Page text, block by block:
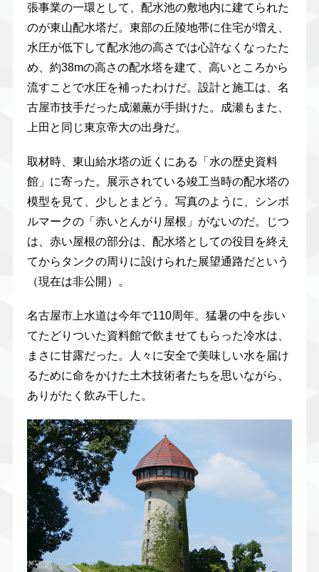
張事業の一環として、配水池の敷地内に建てられた
のが東山配水塔だ。東部の丘陵地帯に住宅が増え、
水圧が低下して配水池の高さでは心許なくなったた
め、約38mの高さの配水塔を建て、高いところから
流すことで水圧を補ったわけだ。設計と施工は、名
古屋市技手だった成瀬薫が手掛けた。成瀬もまた、
上田と同じ東京帝大の出身だ。
取材時、東山給水塔の近くにある「水の歴史資料
館」に寄った。展示されている竣工当時の配水塔の
模型を見て、少しとまどう。写真のように、シンボ
ルマークの「赤いとんがり屋根」がないのだ。じつ
は、赤い屋根の部分は、配水塔としての役目を終え
てからタンクの周りに設けられた展望通路だという
（現在は非公開）。
名古屋市上水道は今年で110周年。猛暑の中を歩い
てたどりついた資料館で飲ませてもらった冷水は、
まさに甘露だった。人々に安全で美味しい水を届け
るために命をかけた土木技術者たちを思いながら、
ありがたく飲み干した。